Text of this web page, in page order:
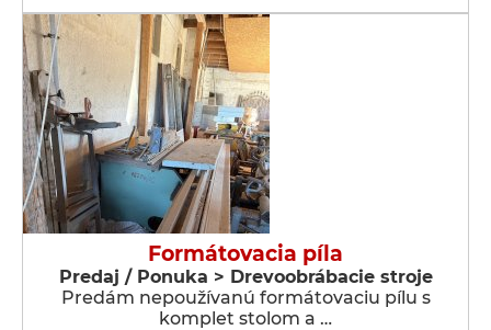
Formátovacia píla
Predaj / Ponuka > Drevoobrábacie stroje
Predám nepoužívanú formátovaciu pílu s
komplet stolom a …